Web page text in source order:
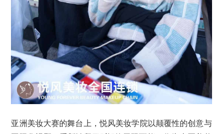
亚洲美妆大赛的舞台上，悦风美妆学院以颠覆性的创意与